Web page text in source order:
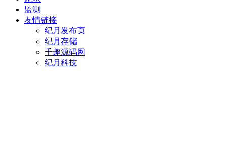
监测
友情链接
纪月发布页
纪月存储
千趣源码网
纪月科技